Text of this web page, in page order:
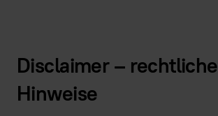
Disclaimer – rechtliche
Hinweise